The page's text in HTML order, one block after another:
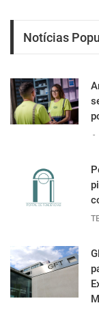
Notícias
-